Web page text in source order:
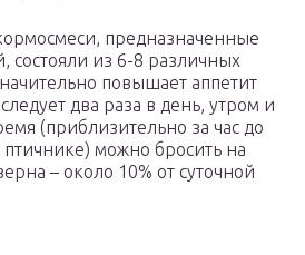
предназначенные
состояли из 6-8 различных
повышает аппетит
два раза в день, утром и
(приблизительно за час до
можно бросить на
– около 10% от суточной